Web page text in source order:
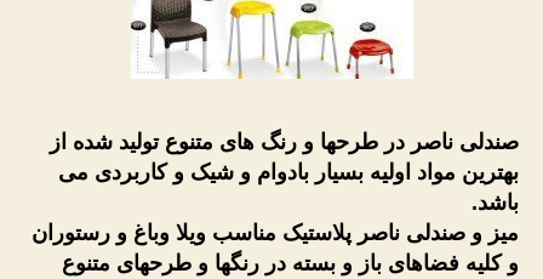
صندلی ناصر در طرحها و رنگ های متنوع تولید شده از
بهترین مواد اولیه بسیار بادوام و شیک و کاربردی می
باشد.
میز و صندلی ناصر پلاستیک مناسب ویلا وباغ و رستوران
و کلیه فضاهای باز و بسته در رنگها و طرحهای متنوع